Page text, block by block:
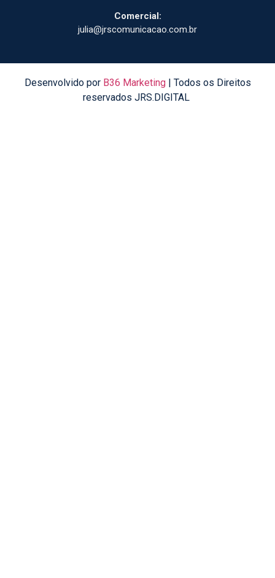
Comercial:
julia@jrscomunicacao.com.br
Desenvolvido por B36 Marketing| Todos os Direitos
reservados JRS.DIGITAL